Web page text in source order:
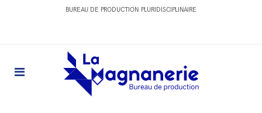
BUREAU DE PRODUCTION PLURIDISCIPLINAIRE